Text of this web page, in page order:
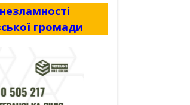
громади